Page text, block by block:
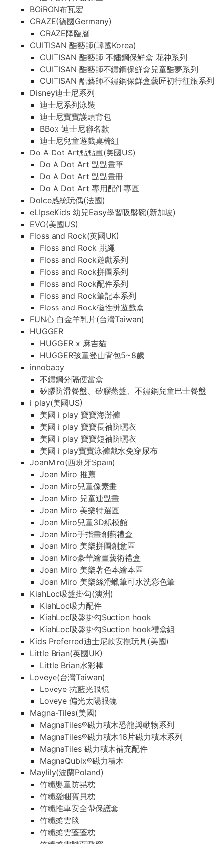
BOiRON布瓦宏
CRAZE(德國Germany)
CRAZE降臨曆
CUITISAN 酷藝師(韓國Korea)
CUITISAN 酷藝師 不鏽鋼保鮮盒 花神系列
CUITISAN 酷藝師不鏽鋼保鮮盒兒童酷夢系列
CUITISAN 酷藝師不鏽鋼保鮮盒藝匠初行征旅系列
Disney迪士尼系列
迪士尼系列泳裝
迪士尼寶寶護頭背包
BBox 迪士尼聯名款
迪士尼兒童遊戲桌椅組
Do A Dot Art點點畫(美國US)
Do A Dot Art 點點畫筆
Do A Dot Art 點點畫冊
Do A Dot Art 專用配件專區
Dolce感統玩偶(法國)
eLIpseKids 幼兒Easy學習吸盤碗(新加坡)
EVO(美國US)
Floss and Rock(英國UK)
Floss and Rock 跳繩
Floss and Rock遊戲系列
Floss and Rock拼圖系列
Floss and Rock配件系列
Floss and Rock筆記本系列
Floss and Rock磁性拼遊戲盒
FUN心 白金羊乳片(台灣Taiwan)
HUGGER
HUGGER x 麻吉貓
HUGGER孩童登山背包5~8歲
innobaby
不鏽鋼分隔便當盒
矽膠防滑餐盤、矽膠蒸盤、不鏽鋼兒童巴士餐盤
i play(美國US)
美國 i play 寶寶海灘褲
美國 i play 寶寶長袖防曬衣
美國 i play 寶寶短袖防曬衣
美國 i play寶寶泳褲戲水免穿尿布
JoanMiro(西班牙Spain)
Joan Miro 推薦
Joan Miro兒童像素畫
Joan Miro 兒童連點畫
Joan Miro 美樂特選區
Joan Miro兒童3D紙模館
Joan Miro手指畫創藝禮盒
Joan Miro 美樂拼圖創意區
Joan Miro豪華繪畫藝術禮盒
Joan Miro 美樂著色本繪本區
Joan Miro 美樂絲滑蠟筆可水洗彩色筆
KiahLoc吸盤掛勾(澳洲)
KiahLoc吸力配件
KiahLoc吸盤掛勾Suction hook
KiahLoc吸盤掛勾Suction hook禮盒組
Kids Preferred迪士尼款安撫玩具(美國)
Little Brian(英國UK)
Little Brian水彩棒
Loveye(台灣Taiwan)
Loveye 抗藍光眼鏡
Loveye 偏光太陽眼鏡
Magna-Tiles(美國)
MagnaTiles®磁力積木恐龍與動物系列
MagnaTiles®磁力積木16片磁力積木系列
MagnaTiles 磁力積木補充配件
MagnaQubix®磁力積木
Maylily(波蘭Poland)
竹纖嬰童防晃枕
竹纖愛睏寶貝枕
竹纖推車安全帶保護套
竹纖柔雲毯
竹纖柔雲蓬蓬枕